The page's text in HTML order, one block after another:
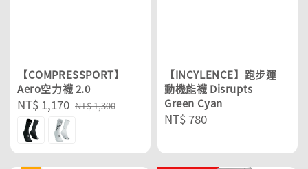
【COMPRESSPORT】
Aero空力襪 2.0
Sale
price
NT$ 1,170 Regular
NT$ 1,300
【INCYLENCE】跑步運
動機能襪 Disrupts
Green Cyan
Regular
NT$ 780